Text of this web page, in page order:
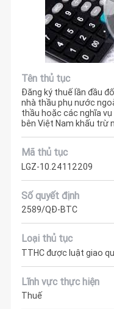
Tên thủ tục
Đăng ký thuế lần đầu
nhà thầu phụ nước
thầu hoặc các nghĩa
bên Việt Nam khấu trừ
Mã thủ tục
LGZ-10.24112209
Số quyết định
2589/QĐ-BTC
Loại thủ tục
TTHC được luật giao
Lĩnh vực thực hiện
Thuế